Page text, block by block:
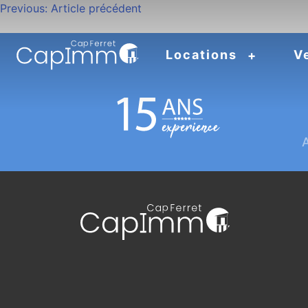
Locations
Navigation
de
l’article
Previous: Article précédent